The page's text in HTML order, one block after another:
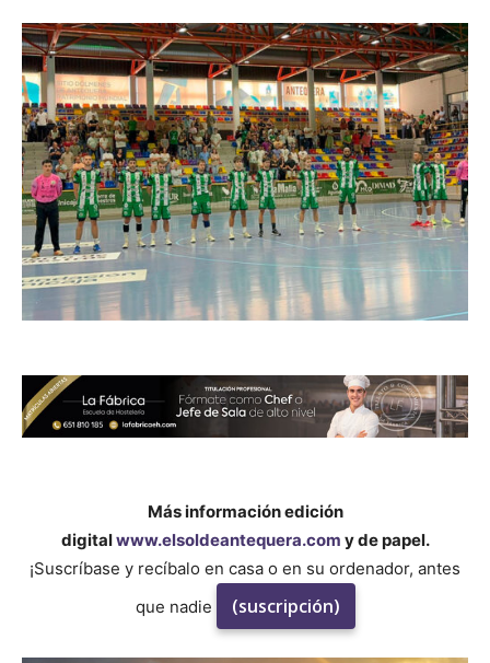
Más información edición
digitalwww.elsoldeantequera.com y de papel.
¡Suscríbase y recíbalo en casa o en su ordenador, antes
que nadie
(suscripción)